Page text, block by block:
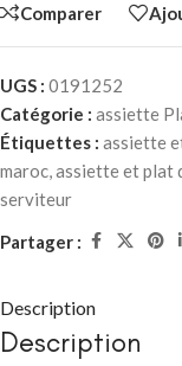
Comparer
UGS : 0191252
Catégorie : assiette
Étiquettes : assiette
maroc,assiette et plat
serviteur
Partager :
Description
Description